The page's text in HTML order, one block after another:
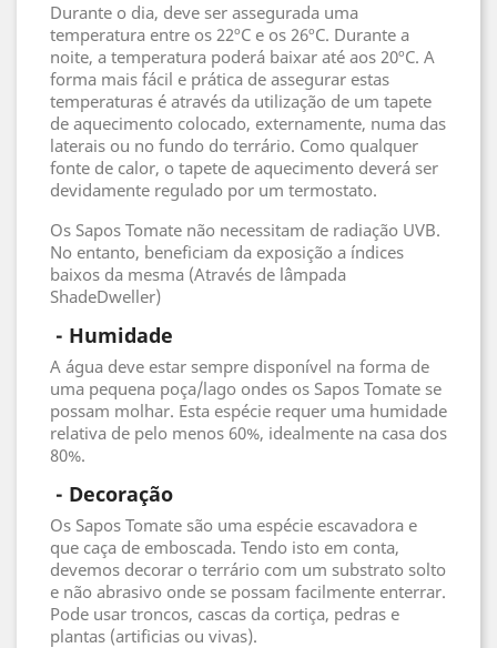
Durante o dia, deve ser assegurada uma
temperatura entre os 22ºC e os 26ºC. Durante a
noite, a temperatura poderá baixar até aos 20ºC. A
forma mais fácil e prática de assegurar estas
temperaturas é através da utilização de um tapete
de aquecimento colocado, externamente, numa das
laterais ou no fundo do terrário. Como qualquer
fonte de calor, o tapete de aquecimento deverá ser
devidamente regulado por um termostato.
Os Sapos Tomate não necessitam de radiação UVB.
No entanto, beneficiam da exposição a índices
baixos da mesma (Através de lâmpada
ShadeDweller)
- Humidade
A água deve estar sempre disponível na forma de
uma pequena poça/lago ondes os Sapos Tomate se
possam molhar. Esta espécie requer uma humidade
relativa de pelo menos 60%, idealmente na casa dos
80%.
- Decoração
Os Sapos Tomate são uma espécie escavadora e
que caça de emboscada. Tendo isto em conta,
devemos decorar o terrário com um substrato solto
e não abrasivo onde se possam facilmente enterrar.
Pode usar troncos, cascas da cortiça, pedras e
plantas (artificias ou vivas).